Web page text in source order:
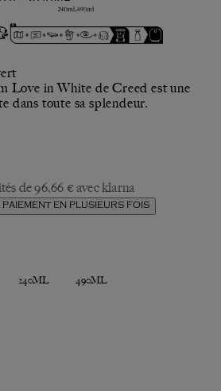
contact
Love in White de Creed est une
dans toute sa splendeur.
€.
de 96,66 € avec klarna
en plusieurs fois
240ML 490ML